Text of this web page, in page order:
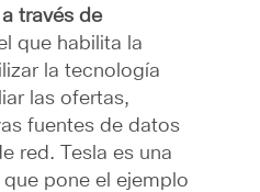
través de
que habilita la
la tecnología
las ofertas,
fuentes de datos
red. Tesla es una
pone el ejemplo